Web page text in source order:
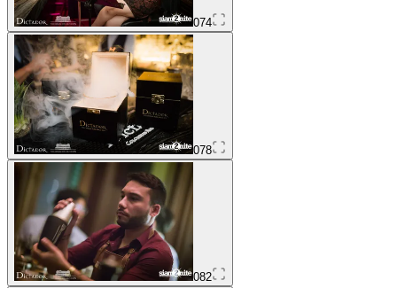
074
078
082